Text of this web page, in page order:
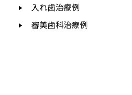
入れ歯治療例
審美歯科治療例